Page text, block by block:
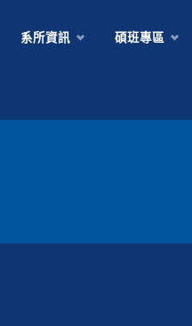
系所資訊 碩班專區